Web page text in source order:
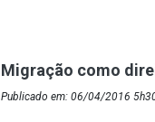
Migração como
Publicado em: 06/04/2016